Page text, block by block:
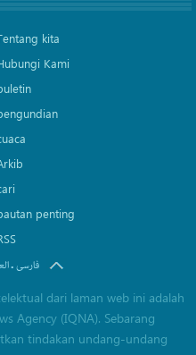
kita
Kami
penting
.فارسی
dari laman web ini adalah
Agency (IQNA). Sebarang
tindakan undang-undang